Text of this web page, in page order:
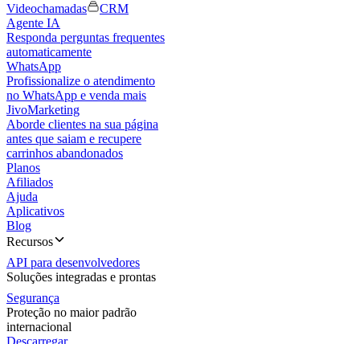
Videochamadas
CRM
Agente IA
Responda perguntas frequentes
automaticamente
WhatsApp
Profissionalize o atendimento
no WhatsApp e venda mais
JivoMarketing
Aborde clientes na sua página
antes que saiam e recupere
carrinhos abandonados
Planos
Afiliados
Ajuda
Aplicativos
Blog
Recursos
API para desenvolvedores
Soluções integradas e prontas
Segurança
Proteção no maior padrão
internacional
Descarregar